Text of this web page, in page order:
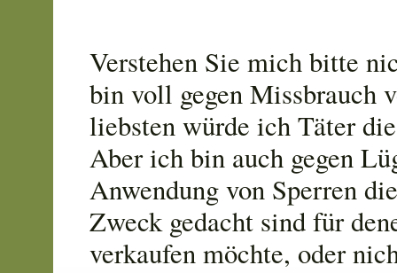
Verstehen Sie mich bitte
bin voll gegen Missbrauch
liebsten würde ich Täter
Aber ich bin auch gegen
Anwendung von Sperren
Zweck gedacht sind für
verkaufen möchte, oder